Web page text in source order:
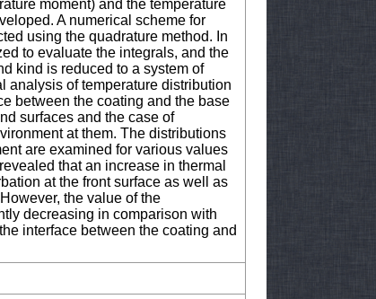
moment) and the temperature
A numerical scheme for
using the quadrature method. In
to evaluate the integrals, and the
kind is reduced to a system of
analysis of temperature distribution
between the coating and the base
surfaces and the case of
at them. The distributions
are examined for various values
that an increase in thermal
at the front surface as well as
the value of the
decreasing in comparison with
interface between the coating and